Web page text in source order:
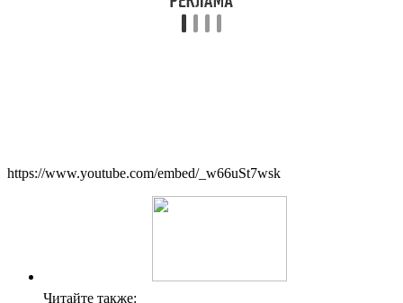
https://www.youtube.com/embed/_w66uSt7wsk
Читайте также: